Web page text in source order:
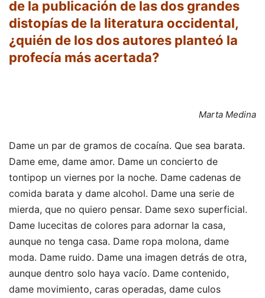
de la publicación de las dos grandes
distopías de la literatura occidental,
¿quién de los dos autores planteó la
profecía más acertada?
Marta Medina
Dame un par de gramos de cocaína. Que sea barata.
Dame eme, dame amor. Dame un concierto de
tontipop un viernes por la noche. Dame cadenas de
comida barata y dame alcohol. Dame una serie de
mierda, que no quiero pensar. Dame sexo superficial.
Dame lucecitas de colores para adornar la casa,
aunque no tenga casa. Dame ropa molona, dame
moda. Dame ruido. Dame una imagen detrás de otra,
aunque dentro solo haya vacío. Dame contenido,
dame movimiento, caras operadas, dame culos